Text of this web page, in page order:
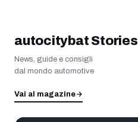
autocitybat Stories
News, guide e consigli
dal mondo automotive
Vai al magazine